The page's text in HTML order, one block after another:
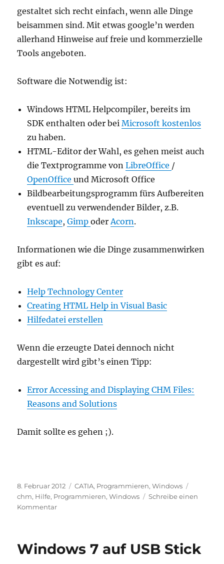
gestaltet sich recht einfach, wenn alle Dinge
beisammen sind. Mit etwas google’n werden
allerhand Hinweise auf freie und kommerzielle
Tools angeboten.
Software die Notwendig ist:
Windows HTML Helpcompiler, bereits im
SDK enthalten oder beiMicrosoft kostenlos
zu haben.
HTML-Editor der Wahl, es gehen meist auch
die Textprogramme vonLibreOffice /
OpenOfficeund Microsoft Office
Bildbearbeitungsprogramm fürs Aufbereiten
eventuell zu verwendender Bilder, z.B.
Inkscape,GimpoderAcorn.
Informationen wie die Dinge zusammenwirken
gibt es auf:
Help Technology Center
Creating HTML Help in Visual Basic
Hilfedatei erstellen
Wenn die erzeugte Datei dennoch nicht
dargestellt wird gibt’s einen Tipp:
Error Accessing and Displaying CHM Files:
Reasons and Solutions
Damit sollte es gehen ;).
Veröffentlicht
am
8. Februar 2012 Kategorien
CATIA, Programmieren,Windows
chm, Hilfe, Programmieren,Windows
Schreibe einen
Kommentarzu
Hilfedateien
Windows 7 auf USB Stick